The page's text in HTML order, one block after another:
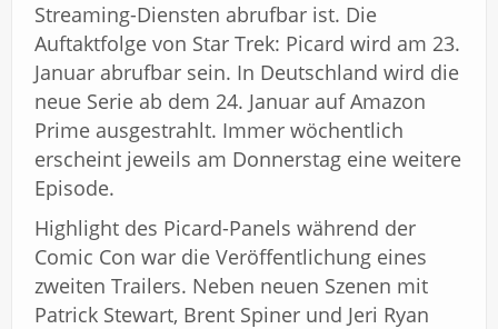
Streaming-Diensten abrufbar ist. Die
Auftaktfolge von Star Trek: Picard wird am 23.
Januar abrufbar sein. In Deutschland wird die
neue Serie ab dem 24. Januar auf Amazon
Prime ausgestrahlt. Immer wöchentlich
erscheint jeweils am Donnerstag eine weitere
Episode.
Highlight des Picard-Panels während der
Comic Con war die Veröffentlichung eines
zweiten Trailers. Neben neuen Szenen mit
Patrick Stewart, Brent Spiner und Jeri Ryan